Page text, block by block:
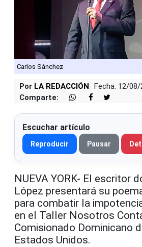
Carlos Sánchez
Por LA REDACCIÓN
Fecha: 12/08/
Comparte:
Escuchar artículo
Reproducir Pausar
NUEVA YORK- El escritor
López presentará su
para combatir la
en el Taller Nosotros
Comisionado Dominicano
Estados Unidos.